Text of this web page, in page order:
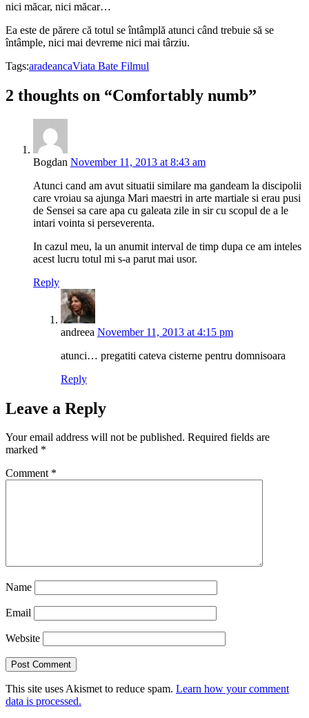
nici măcar, nici măcar…
Ea este de părere că totul se întâmplă atunci când trebuie să se
întâmple, nici mai devreme nici mai târziu.
Tags:aradeancaViata Bate Filmul
2 thoughts on “Comfortably numb”
Bogdan November 11, 2013 at 8:43 am
Atunci cand am avut situatii similare ma gandeam la discipolii
care vroiau sa ajunga Mari maestri in arte martiale si erau pusi
de Sensei sa care apa cu galeata zile in sir cu scopul de a le
intari vointa si perseverenta.
In cazul meu, la un anumit interval de timp dupa ce am inteles
acest lucru totul mi s-a parut mai usor.
Reply
andreea November 11, 2013 at 4:15 pm
atunci… pregatiti cateva cisterne pentru domnisoara
Reply
Leave a Reply
Your email address will not be published. Required fields are
marked *
Comment *
Name
Email
Website
This site uses Akismet to reduce spam. Learn how your comment
data is processed.